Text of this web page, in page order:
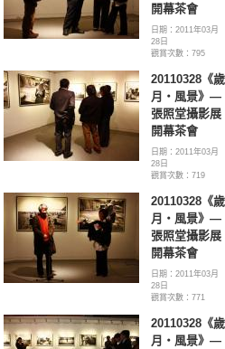
開幕茶會
日期：2011年03月
28日
觀賞次數：795
20110328《歲
月‧風景》—
張照堂攝影展
開幕茶會
日期：2011年03月
28日
觀賞次數：719
20110328《歲
月‧風景》—
張照堂攝影展
開幕茶會
日期：2011年03月
28日
觀賞次數：771
20110328《歲
月‧風景》—